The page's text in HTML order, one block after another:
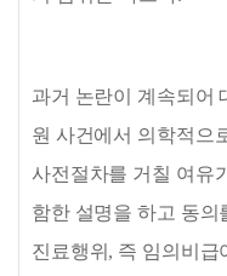
과거 논란이 계속되어
원 사건에서 의학적으
사전절차를 거칠 여유
함한 설명을 하고 동의
진료행위 , 즉 임의비급